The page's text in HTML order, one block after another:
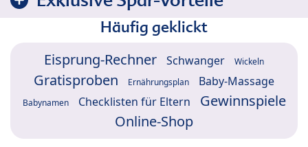
Häufig geklickt
Eisprung-Rechner Schwanger Wickeln
Gratisproben Ernährungsplan Baby-Massage
Babynamen Checklisten für Eltern
Gewinnspiele
Online-Shop